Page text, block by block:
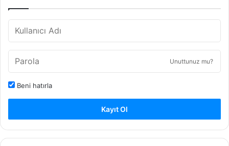
Unuttunuz mu?
Beni hatırla
Kayıt Ol